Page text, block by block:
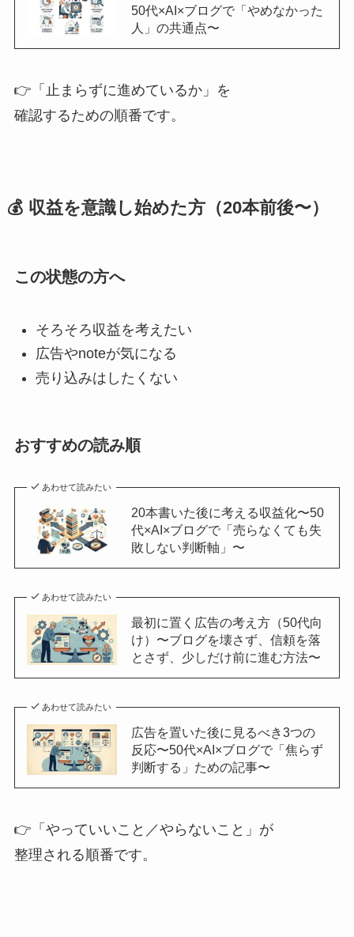
50代×AI×ブログで「やめなかった
人」の共通点〜
👉「止まらずに進めているか」を
確認するための順番です。
💰 収益を意識し始めた方（20本前後〜）
この状態の方へ
そろそろ収益を考えたい
広告やnoteが気になる
売り込みはしたくない
おすすめの読み順
あわせて読みたい
20本書いた後に考える収益化〜50
代×AI×ブログで「売らなくても失
敗しない判断軸」〜
あわせて読みたい
最初に置く広告の考え方（50代向
け）〜ブログを壊さず、信頼を落
とさず、少しだけ前に進む方法〜
あわせて読みたい
広告を置いた後に見るべき3つの
反応〜50代×AI×ブログで「焦らず
判断する」ための記事〜
👉「やっていいこと／やらないこと」が
整理される順番です。